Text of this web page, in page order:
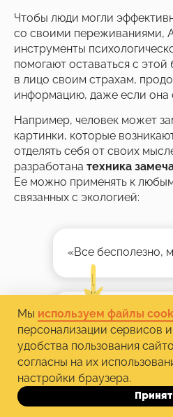
Чтобы люди могли
со своими переживаниями,
инструменты
помогают оставаться с
в лицо своим страхам,
информацию, даже если она
Например, человек может
картинки, которые
отделять себя от своих
разработана техника
Ее можно применять к
связанных с экологией:
«Все бесполезно,
«Я замечаю, что у
мысль, что мы все
«Я всего лишь один
Мы используем файлы
персонализации сервисов
удобства пользования
согласны на их
настройки браузера.
до 16.08